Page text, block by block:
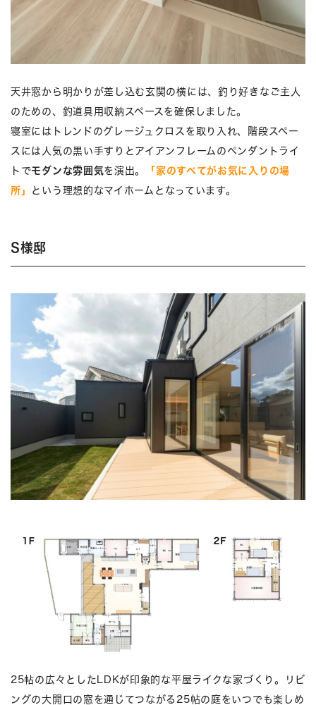
天井窓から明かりが差し込む玄関の横には、釣り好きなご主人
のための、釣道具用収納スペースを確保しました。
寝室にはトレンドのグレージュクロスを取り入れ、階段スペー
スには人気の黒い手すりとアイアンフレームのペンダントライ
トでモダンな雰囲気を演出。
「家のすべてがお気に入りの場
所」
という理想的なマイホームとなっています。
S様邸
25帖の広々としたLDKが印象的な平屋ライクな家づくり。リビ
ングの大開口の窓を通じてつながる25帖の庭をいつでも楽しめ